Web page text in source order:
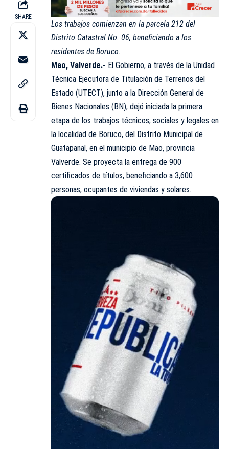
SHARE
Los trabajos comienzan en la parcela 212 del
Distrito Catastral No. 06, beneficiando a los
residentes de Boruco.
Mao, Valverde.- El Gobierno, a través de la Unidad
Técnica Ejecutora de Titulación de Terrenos del
Estado (UTECT), junto a la Dirección General de
Bienes Nacionales (BN), dejó iniciada la primera
etapa de los trabajos técnicos, sociales y legales en
la localidad de Boruco, del Distrito Municipal de
Guatapanal, en el municipio de Mao, provincia
Valverde. Se proyecta la entrega de 900
certificados de títulos, beneficiando a 3,600
personas, ocupantes de viviendas y solares.